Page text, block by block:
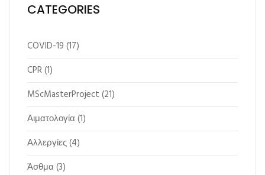
CATEGORIES
COVID-19 (17)
CPR(1)
MScMasterProject (21)
Αιματολογία (1)
Αλλεργίες(4)
Άσθμα (3)